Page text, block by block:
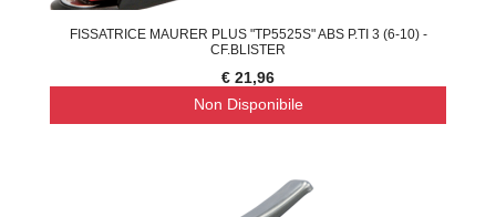
FISSATRICE MAURER PLUS "TP5525S" ABS P.TI 3 (6-10) -
CF.BLISTER
€ 21,96
Non Disponibile